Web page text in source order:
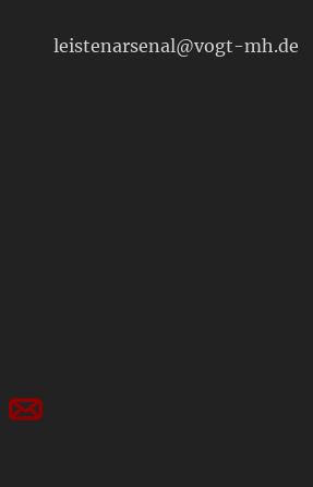
leistenarsenal@vogt-mh.de